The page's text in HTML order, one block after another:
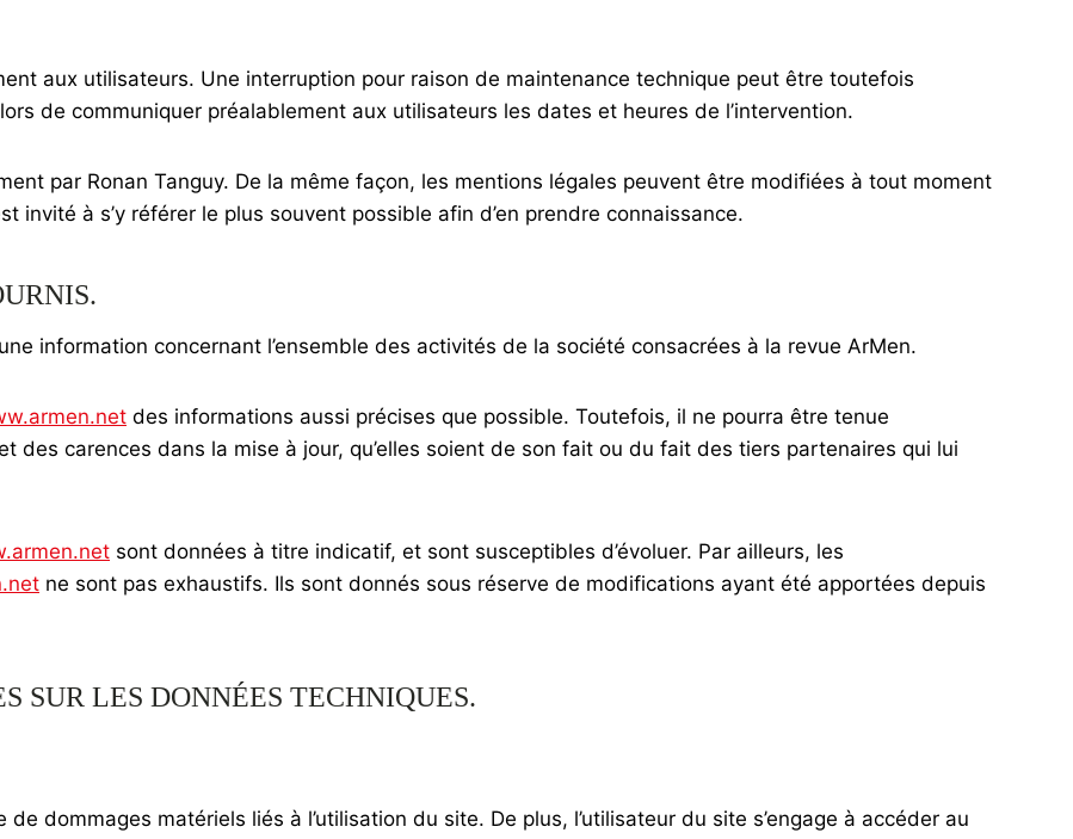
aux utilisateurs. Une interruption pour raison de maintenance technique peut être toutefois
de communiquer préalablement aux utilisateurs les dates et heures de l’intervention.
par Ronan Tanguy. De la même façon, les mentions légales peuvent être modifiées à tout moment
invité à s’y référer le plus souvent possible afin d’en prendre connaissance.
information concernant l’ensemble des activités de la société consacrées à la revue ArMen.
des informations aussi précises que possible. Toutefois, il ne pourra être tenue
des carences dans la mise à jour, qu’elles soient de son fait ou du fait des tiers partenaires qui lui
sont données à titre indicatif, et sont susceptibles d’évoluer. Par ailleurs, les
ne sont pas exhaustifs. Ils sont donnés sous réserve de modifications ayant été apportées depuis
SUR LES DONNÉES TECHNIQUES.
dommages matériels liés à l’utilisation du site. De plus, l’utilisateur du site s’engage à accéder au